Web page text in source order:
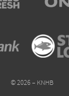
© 2026 – KNHB